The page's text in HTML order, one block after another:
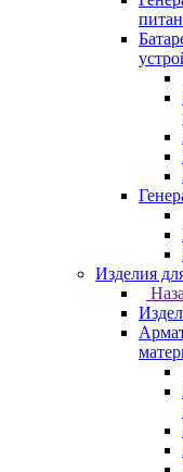
Изделия